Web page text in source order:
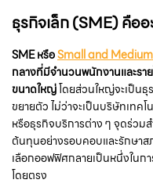
ธุรกิจเล็ก (SME) คืออ
SME หรือSmall and
กลางที่มีจำนวนพนักงานและรา
ขนาดใหญ่โดยส่วนใหญ่จะเป็นธุ
ขยายตัว ไม่ว่าจะเป็นบริษัทเทค
หรือธุรกิจบริการต่าง ๆ จุดร่ว
ต้นทุนอย่างรอบคอบและรักษาส
เลือกออฟฟิศกลายเป็นหนึ่งในก
โดยตรง